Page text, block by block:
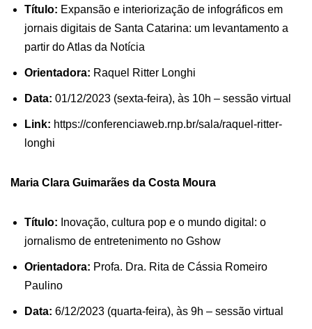
Título: Expansão e interiorização de infográficos em
jornais digitais de Santa Catarina: um levantamento a
partir do Atlas da Notícia
Orientadora: Raquel Ritter Longhi
Data: 01/12/2023 (sexta-feira), às 10h – sessão virtual
Link: https://conferenciaweb.rnp.br/sala/raquel-ritter-
longhi
Maria Clara Guimarães da Costa Moura
Título: Inovação, cultura pop e o mundo digital: o
jornalismo de entretenimento no Gshow
Orientadora: Profa. Dra. Rita de Cássia Romeiro
Paulino
Data: 6/12/2023 (quarta-feira), às 9h – sessão virtual